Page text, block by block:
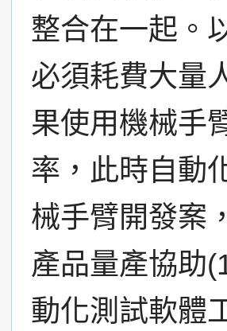
整合在一起。
必須耗費大量
果使用機械手
率，此時自動
械手臂開發案
產品量產協助
動化測試軟體